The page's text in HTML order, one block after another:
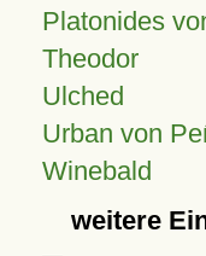
Platonides
Theodor
Ulched
Urban von
Winebald
weitere